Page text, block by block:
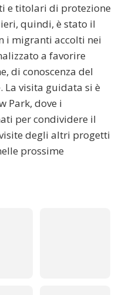
e titolari di protezione
quindi, è stato il
i migranti accolti nei
a favorire
di conoscenza del
visita guidata si è
Park, dove i
per condividere il
degli altri progetti
prossime